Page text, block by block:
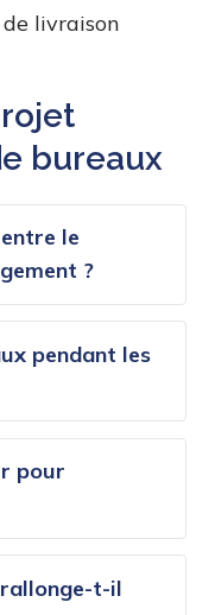
livraison
bureaux
le
?
pendant les
pour
t-il